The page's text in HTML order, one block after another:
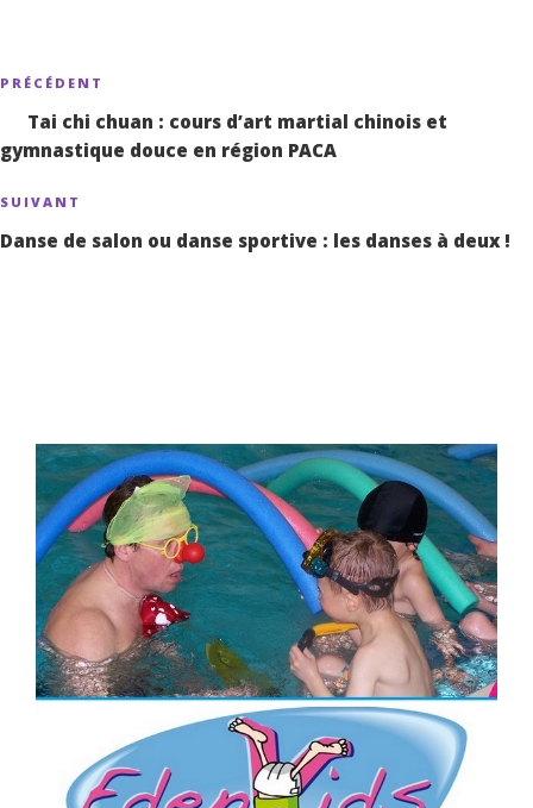
Navigation
l’article
Article
précédent
PRÉCÉDENT
Tai chi chuan : cours d’art martial chinois et
gymnastique douce en région PACA
Article
suivant
SUIVANT
Danse de salon ou danse sportive : les danses à deux !